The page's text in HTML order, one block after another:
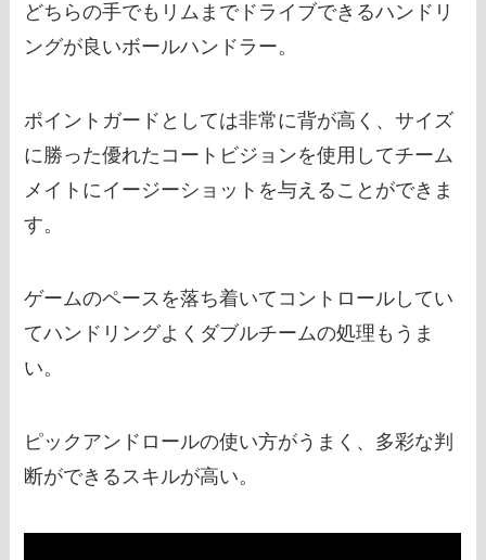
どちらの手でもリムまでドライブできるハンドリ
ングが良いボールハンドラー。
ポイントガードとしては非常に背が高く、サイズ
に勝った優れたコートビジョンを使用してチーム
メイトにイージーショットを与えることができま
す。
ゲームのペースを落ち着いてコントロールしてい
てハンドリングよくダブルチームの処理もうま
い。
ピックアンドロールの使い方がうまく、多彩な判
断ができるスキルが高い。